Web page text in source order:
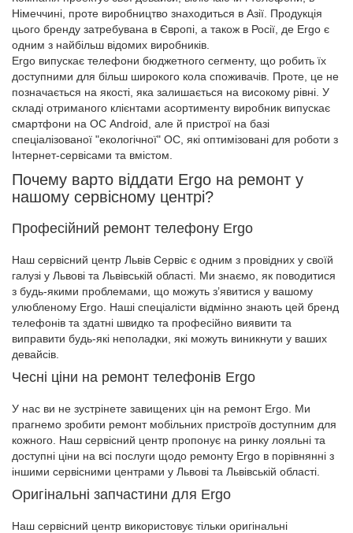
Німеччині, проте виробництво знаходиться в Азії. Продукція
цього бренду затребувана в Європі, а також в Росії, де Ergo є
одним з найбільш відомих виробників.
Ergo випускає телефони бюджетного сегменту, що робить їх
доступними для більш широкого кола споживачів. Проте, це не
позначається на якості, яка залишається на високому рівні. У
складі отриманого клієнтами асортименту виробник випускає
смартфони на ОС Android, але й пристрої на базі
спеціалізованої "екологічної" ОС, які оптимізовані для роботи з
Інтернет-сервісами та вмістом.
Почему варто віддати Ergo на ремонт у
нашому сервісному центрі?
Професійний ремонт телефону Ergo
Наш сервісний центр Львів Сервіс є одним з провідних у своїй
галузі у Львові та Львівській області. Ми знаємо, як поводитися
з будь-якими проблемами, що можуть з’явитися у вашому
улюбленому Ergo. Наші спеціалісти відмінно знають цей бренд
телефонів та здатні швидко та професійно виявити та
виправити будь-які неполадки, які можуть виникнути у ваших
девайсів.
Чесні ціни на ремонт телефонів Ergo
У нас ви не зустрінете завищених цін на ремонт Ergo. Ми
прагнемо зробити ремонт мобільних пристроїв доступним для
кожного. Наш сервісний центр пропонує на ринку лояльні та
доступні ціни на всі послуги щодо ремонту Ergo в порівнянні з
іншими сервісними центрами у Львові та Львівській області.
Оригінальні запчастини для Ergo
Наш сервісний центр використовує тільки оригінальні